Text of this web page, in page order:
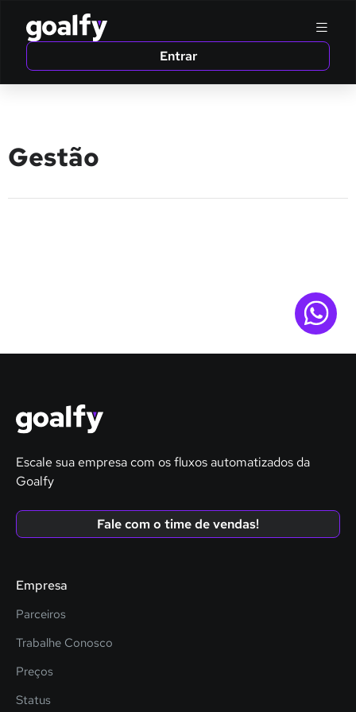
Entrar
Gestão
Escale sua empresa com os fluxos automatizados da
Goalfy
Fale com o time de vendas!
Empresa
Parceiros
Trabalhe Conosco
Preços
Status